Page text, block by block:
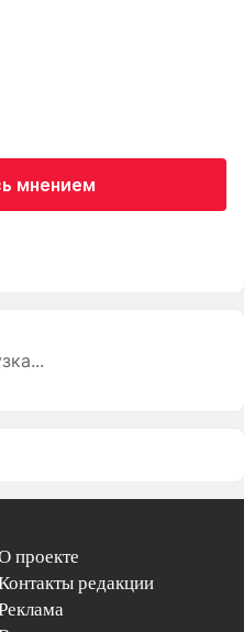
мнением
проекте
редакции